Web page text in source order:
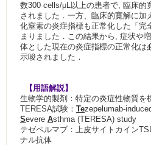
数300 cells/μL以上の患者で, 臨床的
されました．一方、臨床的寛解に加
化窒素の炎症指標も正常化した「完
まりました．この結果から, 症状や
体とした現在の炎症指標の正常化は
示唆されました．
【用語解説】
生物学的製剤：特定の炎症性物質を
TERESA試験： Tezepelumab-
Severe Asthma (TERESA) study
テゼペルマブ：上皮サイトカイン
ナル抗体